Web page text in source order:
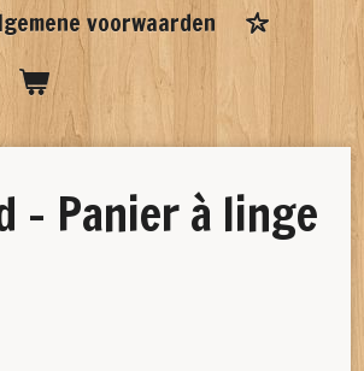
voorwaarden
- Panier à linge